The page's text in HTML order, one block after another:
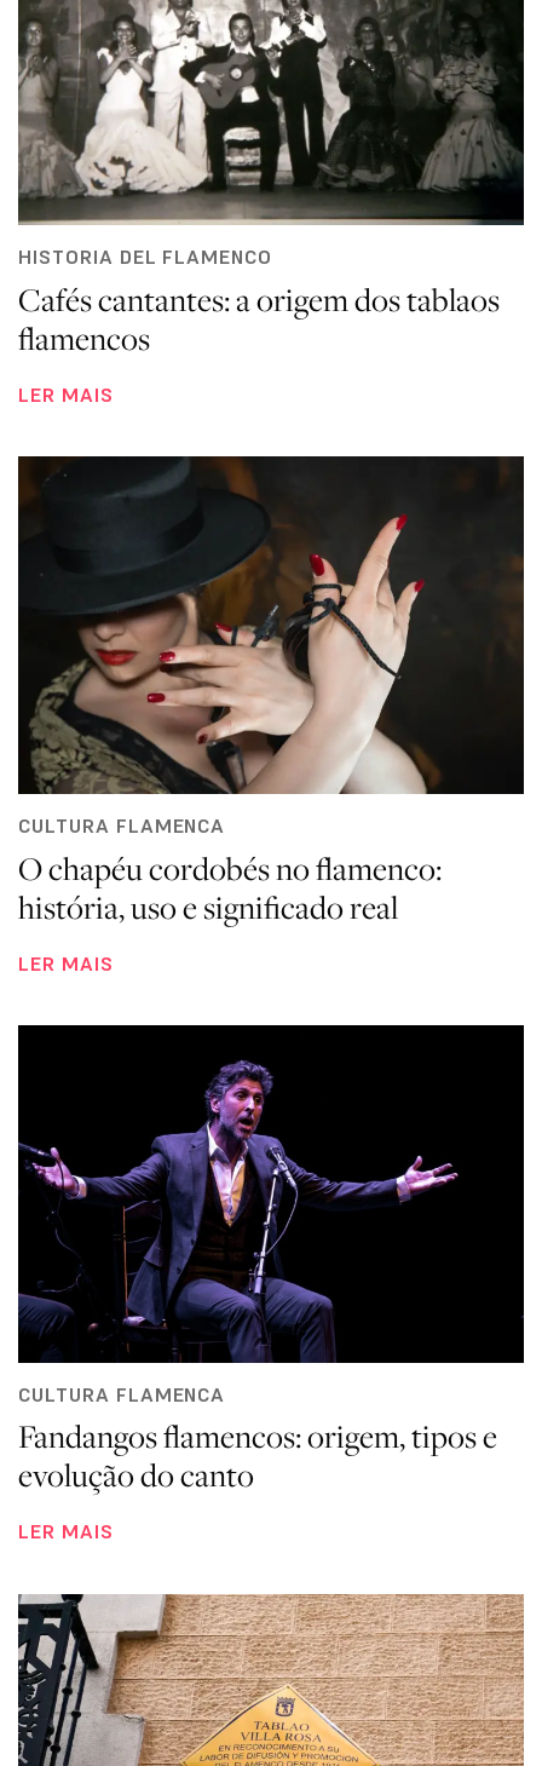
HISTORIA DEL FLAMENCO
Cafés cantantes: a origem dos tablaos
flamencos
LER MAIS
CULTURA FLAMENCA
O chapéu cordobés no flamenco:
história, uso e significado real
LER MAIS
CULTURA FLAMENCA
Fandangos flamencos: origem, tipos e
evolução do canto
LER MAIS